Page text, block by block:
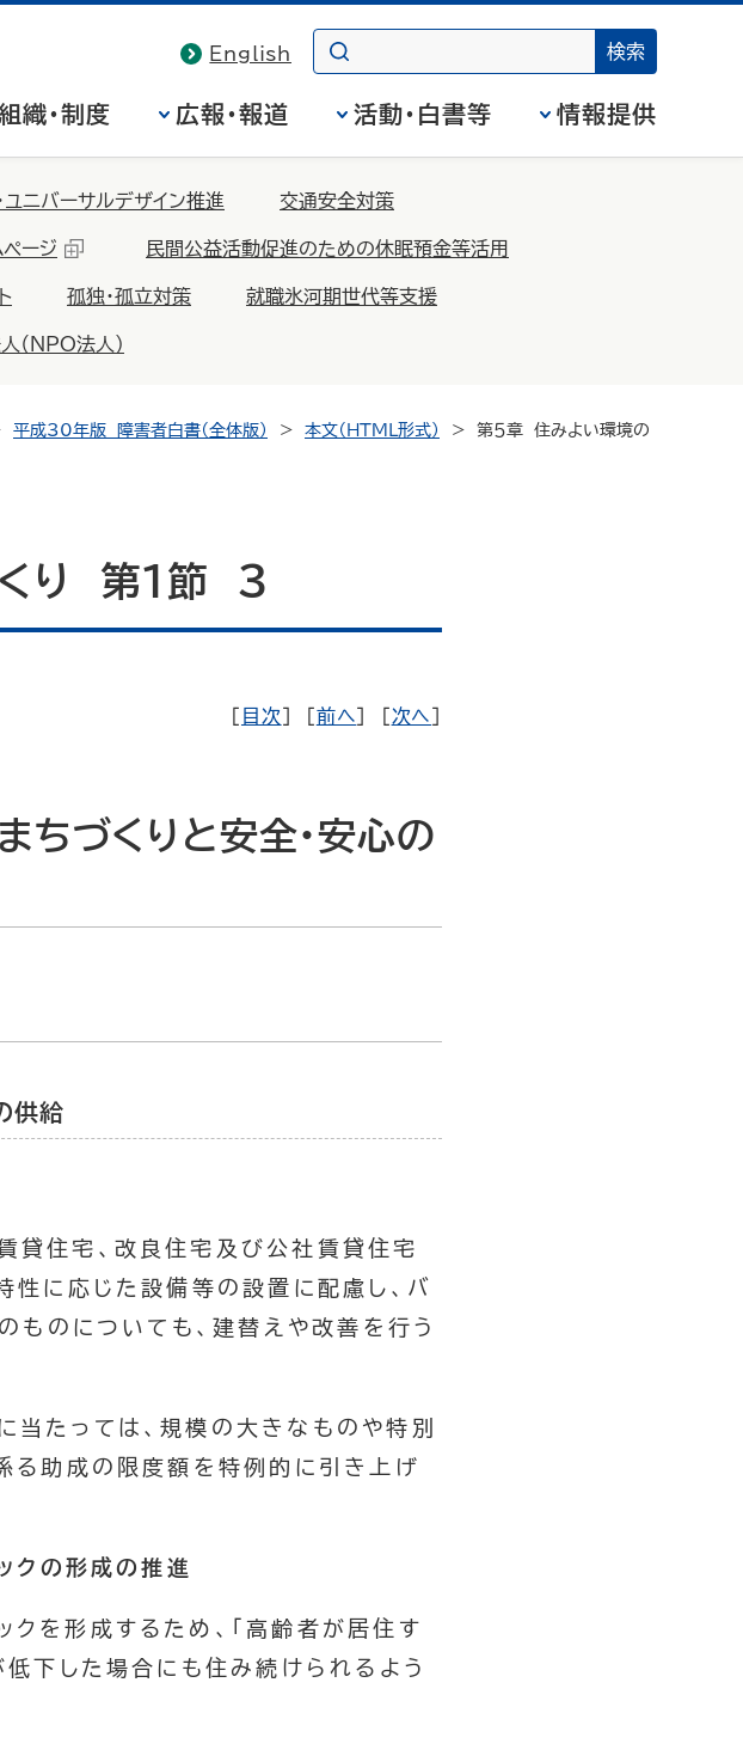
English
織・制度 広報・報道 活動・白書等 情報提供
ユニバーサルデザイン推進 交通安全対策
ージ 民間公益活動促進のための休眠預金等活用
孤独・孤立対策 就職氷河期世代等支援
（NPO法人）
平成30年版 障害者白書（全体版） 本文（HTML形式）
第５章 住みよい環境の
り 第１節 ３
目次 前へ 次へ
ちづくりと安全・安心の
供給
貸住宅、改良住宅及び公社賃貸住宅
性に応じた設備等の設置に配慮し、バ
ものについても、建替えや改善を行う
たっては、規模の大きなものや特別
る助成の限度額を特例的に引き上げ
クの形成の推進
を形成するため、「高齢者が居住す
下した場合にも住み続けられるよう